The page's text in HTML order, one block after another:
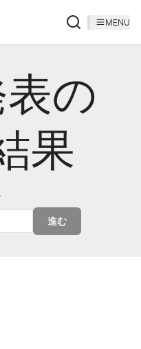
MENU
の
果
進む